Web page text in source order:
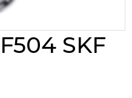
SKF